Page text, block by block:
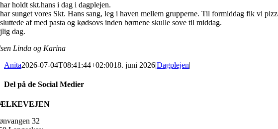
holdt skt.hans i dag i dagplejen.
sunget vores Skt. Hans sang, leg i haven mellem grupperne. Til formiddag fik vi
af med pasta og kødsovs inden børnene skulle sove til middag.
dag.
Linda og Karina
Anita2026-07-04T08:41:44+02:0018. juni 2026|Dagplejen|
Del på de Social Medier
Facebook
X
LinkedIn
E-
32